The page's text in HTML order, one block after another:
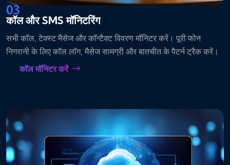
03
कॉल और SMS मॉनिटरिंग
सभी कॉल, टेक्स्ट मैसेज और कॉन्टैक्ट विवरण मॉनिटर करें। पूरी फोन
निगरानी के लिए कॉल लॉग, मैसेज सामग्री और बातचीत के पैटर्न ट्रैक करें।
कॉल मॉनिटर करें